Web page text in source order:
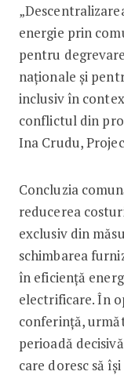
energie prin
pentru
naționale și
inclusiv în
conflictul din
Ina Crudu,
Concluzia
reducerea
exclusiv din
schimbarea
în eficiență
electrificare. În
conferință,
perioadă
care doresc să